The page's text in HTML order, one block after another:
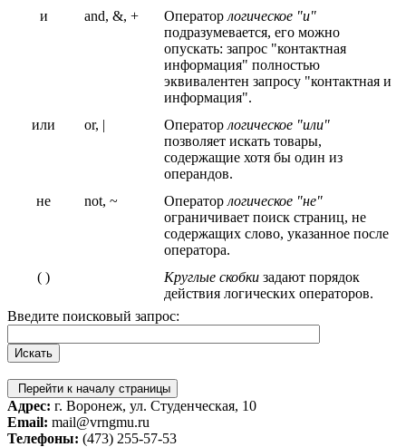
и
and, &, + Оператор логическое "и"
подразумевается, его можно
опускать: запрос "контактная
информация" полностью
эквивалентен запросу "контактная и
информация".
или
or, | Оператор логическое "или"
позволяет искать товары,
содержащие хотя бы один из
операндов.
не
not, ~ Оператор логическое "не"
ограничивает поиск страниц, не
содержащих слово, указанное после
оператора.
( )
Круглые скобки задают порядок
действия логических операторов.
Введите поисковый запрос:
Перейти к началу страницы
Адрес: г. Воронеж, ул. Студенческая, 10
Email: mail@vrngmu.ru
Телефоны: (473) 255-57-53